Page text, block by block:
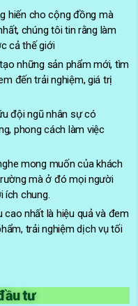
hiến cho cộng đồng mà
chúng tôi tin rằng làm
cả thế giới
những sản phẩm mới, tìm
đến trải nghiệm, giá trị
đội ngũ nhân sự có
phong cách làm việc
mong muốn của khách
mà ở đó mọi người
ích chung.
nhất là hiệu quả và đem
trải nghiệm dịch vụ tối
tư